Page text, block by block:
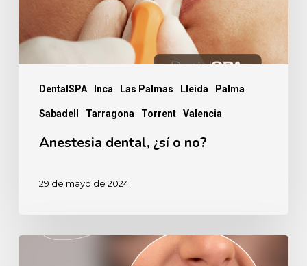
DentalSPA Inca Las Palmas Lleida Palma
Sabadell Tarragona Torrent Valencia
Anestesia dental, ¿sí o no?
29 de mayo de 2024